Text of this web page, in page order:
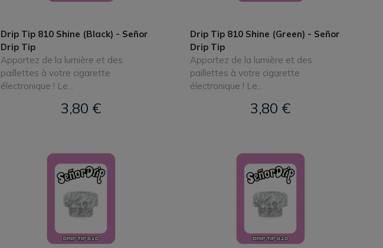
Drip Tip 810 Shine (Black) - Señor
Drip Tip
Apportez de la lumière et des
paillettes à votre cigarette
électronique ! Le...
3,80 €
Drip Tip 810 Shine (Green) - Señor
Drip Tip
Apportez de la lumière et des
paillettes à votre cigarette
électronique ! Le...
3,80 €